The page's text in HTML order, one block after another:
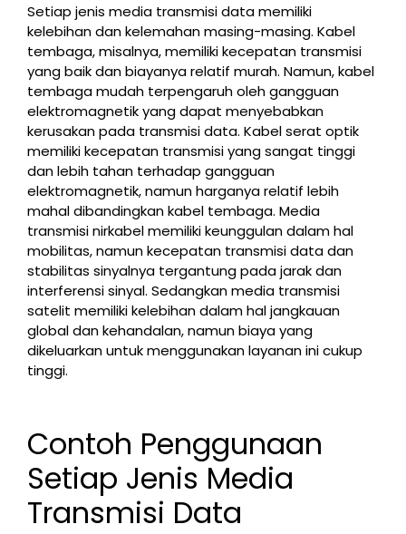
Setiap jenis media transmisi data memiliki
kelebihan dan kelemahan masing-masing. Kabel
tembaga, misalnya, memiliki kecepatan transmisi
yang baik dan biayanya relatif murah. Namun, kabel
tembaga mudah terpengaruh oleh gangguan
elektromagnetik yang dapat menyebabkan
kerusakan pada transmisi data. Kabel serat optik
memiliki kecepatan transmisi yang sangat tinggi
dan lebih tahan terhadap gangguan
elektromagnetik, namun harganya relatif lebih
mahal dibandingkan kabel tembaga. Media
transmisi nirkabel memiliki keunggulan dalam hal
mobilitas, namun kecepatan transmisi data dan
stabilitas sinyalnya tergantung pada jarak dan
interferensi sinyal. Sedangkan media transmisi
satelit memiliki kelebihan dalam hal jangkauan
global dan kehandalan, namun biaya yang
dikeluarkan untuk menggunakan layanan ini cukup
tinggi.
Contoh Penggunaan
Setiap Jenis Media
Transmisi Data